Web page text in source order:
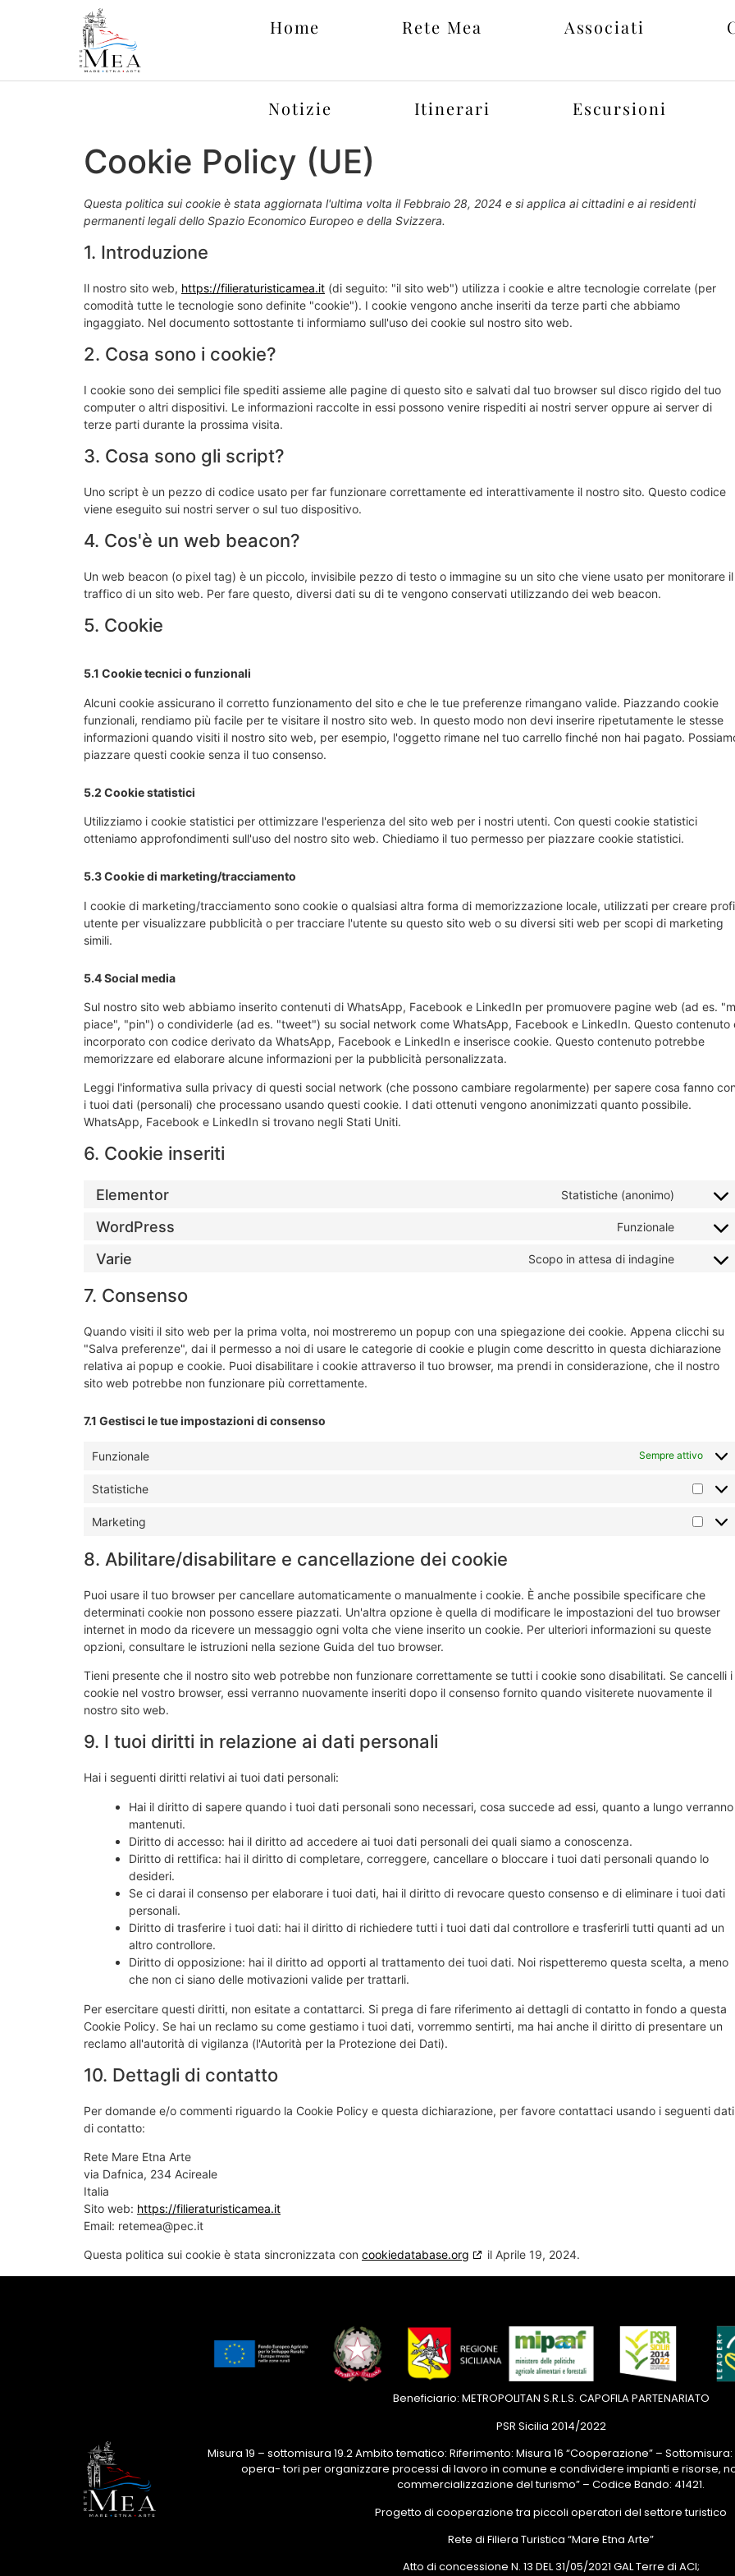
Home Rete Mea Associati
Notizie Itinerari Escursioni
Cookie Policy (UE)
Questa politica sui cookie è stata aggiornata l'ultima volta il Febbraio 28, 2024 e si applica ai cittadini e ai residenti
permanenti legali dello Spazio Economico Europeo e della Svizzera.
1. Introduzione
Il nostro sito web, https://filieraturisticamea.it (di seguito: "il sito web") utilizza i cookie e altre tecnologie correlate (per
comodità tutte le tecnologie sono definite "cookie"). I cookie vengono anche inseriti da terze parti che abbiamo
ingaggiato. Nel documento sottostante ti informiamo sull'uso dei cookie sul nostro sito web.
2. Cosa sono i cookie?
I cookie sono dei semplici file spediti assieme alle pagine di questo sito e salvati dal tuo browser sul disco rigido del tuo
computer o altri dispositivi. Le informazioni raccolte in essi possono venire rispediti ai nostri server oppure ai server di
terze parti durante la prossima visita.
3. Cosa sono gli script?
Uno script è un pezzo di codice usato per far funzionare correttamente ed interattivamente il nostro sito. Questo codice
viene eseguito sui nostri server o sul tuo dispositivo.
4. Cos'è un web beacon?
Un web beacon (o pixel tag) è un piccolo, invisibile pezzo di testo o immagine su un sito che viene usato per monitorare il
traffico di un sito web. Per fare questo, diversi dati su di te vengono conservati utilizzando dei web beacon.
5. Cookie
5.1 Cookie tecnici o funzionali
Alcuni cookie assicurano il corretto funzionamento del sito e che le tue preferenze rimangano valide. Piazzando cookie
funzionali, rendiamo più facile per te visitare il nostro sito web. In questo modo non devi inserire ripetutamente le stesse
informazioni quando visiti il nostro sito web, per esempio, l'oggetto rimane nel tuo carrello finché non hai pagato.
piazzare questi cookie senza il tuo consenso.
5.2 Cookie statistici
Utilizziamo i cookie statistici per ottimizzare l'esperienza del sito web per i nostri utenti. Con questi cookie statistici
otteniamo approfondimenti sull'uso del nostro sito web. Chiediamo il tuo permesso per piazzare cookie statistici.
5.3 Cookie di marketing/tracciamento
I cookie di marketing/tracciamento sono cookie o qualsiasi altra forma di memorizzazione locale, utilizzati per creare
utente per visualizzare pubblicità o per tracciare l'utente su questo sito web o su diversi siti web per scopi di marketing
simili.
5.4 Social media
Sul nostro sito web abbiamo inserito contenuti di WhatsApp, Facebook e LinkedIn per promuovere pagine web (ad es.
piace", "pin") o condividerle (ad es. "tweet") su social network come WhatsApp, Facebook e LinkedIn. Questo contenuto
incorporato con codice derivato da WhatsApp, Facebook e LinkedIn e inserisce cookie. Questo contenuto potrebbe
memorizzare ed elaborare alcune informazioni per la pubblicità personalizzata.
Leggi l'informativa sulla privacy di questi social network (che possono cambiare regolarmente) per sapere cosa fanno con
i tuoi dati (personali) che processano usando questi cookie. I dati ottenuti vengono anonimizzati quanto possibile.
WhatsApp, Facebook e LinkedIn si trovano negli Stati Uniti.
6. Cookie inseriti
Elementor Statistiche (anonimo)
WordPress Funzionale
Varie Scopo in attesa di indagine
7. Consenso
Quando visiti il sito web per la prima volta, noi mostreremo un popup con una spiegazione dei cookie. Appena clicchi su
"Salva preferenze", dai il permesso a noi di usare le categorie di cookie e plugin come descritto in questa dichiarazione
relativa ai popup e cookie. Puoi disabilitare i cookie attraverso il tuo browser, ma prendi in considerazione, che il nostro
sito web potrebbe non funzionare più correttamente.
7.1 Gestisci le tue impostazioni di consenso
Funzionale Sempre attivo
Statistiche
Marketing
8. Abilitare/disabilitare e cancellazione dei cookie
Puoi usare il tuo browser per cancellare automaticamente o manualmente i cookie. È anche possibile specificare che
determinati cookie non possono essere piazzati. Un'altra opzione è quella di modificare le impostazioni del tuo browser
internet in modo da ricevere un messaggio ogni volta che viene inserito un cookie. Per ulteriori informazioni su queste
opzioni, consultare le istruzioni nella sezione Guida del tuo browser.
Tieni presente che il nostro sito web potrebbe non funzionare correttamente se tutti i cookie sono disabilitati. Se cancelli i
cookie nel vostro browser, essi verranno nuovamente inseriti dopo il consenso fornito quando visiterete nuovamente il
nostro sito web.
9. I tuoi diritti in relazione ai dati personali
Hai i seguenti diritti relativi ai tuoi dati personali:
Hai il diritto di sapere quando i tuoi dati personali sono necessari, cosa succede ad essi, quanto a lungo verranno
mantenuti.
Diritto di accesso: hai il diritto ad accedere ai tuoi dati personali dei quali siamo a conoscenza.
Diritto di rettifica: hai il diritto di completare, correggere, cancellare o bloccare i tuoi dati personali quando lo
desideri.
Se ci darai il consenso per elaborare i tuoi dati, hai il diritto di revocare questo consenso e di eliminare i tuoi dati
personali.
Diritto di trasferire i tuoi dati: hai il diritto di richiedere tutti i tuoi dati dal controllore e trasferirli tutti quanti ad un
altro controllore.
Diritto di opposizione: hai il diritto ad opporti al trattamento dei tuoi dati. Noi rispetteremo questa scelta, a meno
che non ci siano delle motivazioni valide per trattarli.
Per esercitare questi diritti, non esitate a contattarci. Si prega di fare riferimento ai dettagli di contatto in fondo a questa
Cookie Policy. Se hai un reclamo su come gestiamo i tuoi dati, vorremmo sentirti, ma hai anche il diritto di presentare un
reclamo all'autorità di vigilanza (l'Autorità per la Protezione dei Dati).
10. Dettagli di contatto
Per domande e/o commenti riguardo la Cookie Policy e questa dichiarazione, per favore contattaci usando i seguenti dati
di contatto:
Rete Mare Etna Arte
via Dafnica, 234 Acireale
Italia
Sito web: https://filieraturisticamea.it
Email: retemea@pec.it
Questa politica sui cookie è stata sincronizzata con cookiedatabase.org il Aprile 19, 2024.
Beneficiario: METROPOLITAN S.R.L.S. CAPOFILA PARTENARIATO
PSR Sicilia 2014/2022
Misura 19 – sottomisura 19.2 Ambito tematico: Riferimento: Misura 16 “Cooperazione” –
opera- tori per organizzare processi di lavoro in comune e condividere impianti e risorse,
commercializzazione del turismo” – Codice Bando: 41421.
Progetto di cooperazione tra piccoli operatori del settore turistico
Rete di Filiera Turistica “Mare Etna Arte”
Atto di concessione N. 13 DEL 31/05/2021 GAL Terre di ACI;